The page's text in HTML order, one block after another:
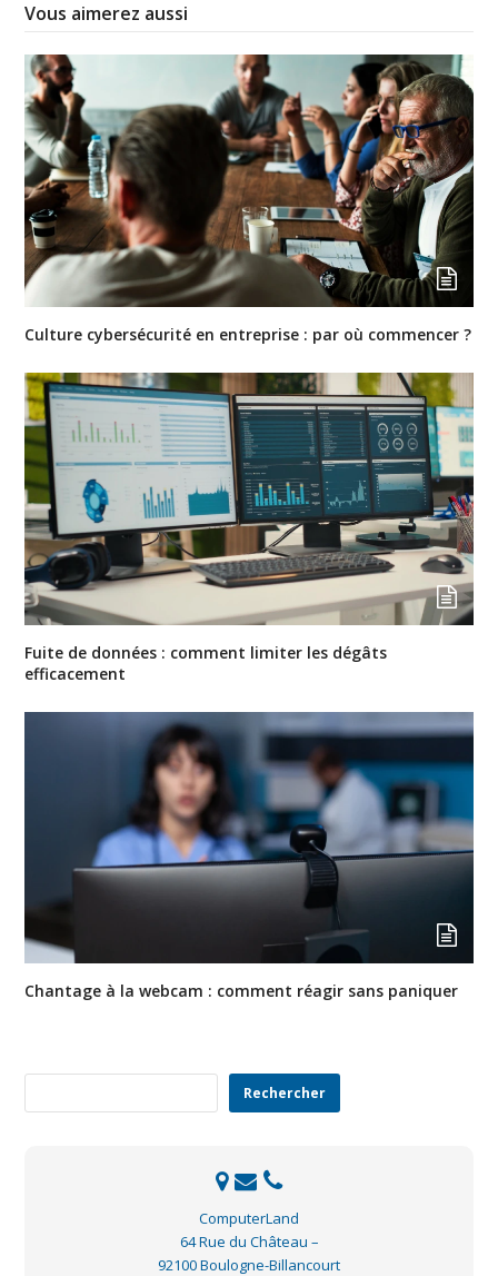
Vous aimerez aussi
Culture cybersécurité en entreprise : par où commencer ?
Fuite de données : comment limiter les dégâts
efficacement
Chantage à la webcam : comment réagir sans paniquer
Rechercher
ComputerLand
64 Rue du Château –
92100 Boulogne-Billancourt